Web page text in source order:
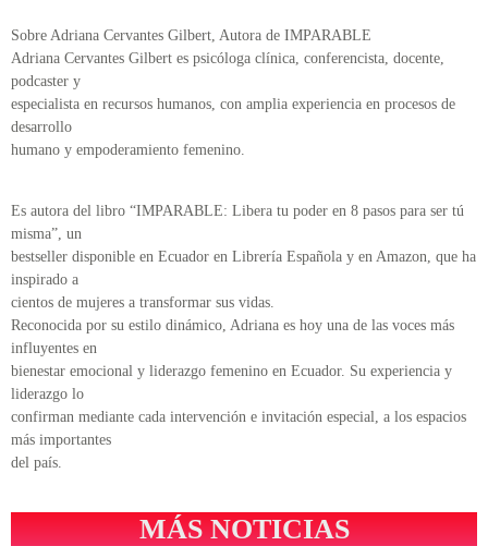
Sobre Adriana Cervantes Gilbert, Autora de IMPARABLE
Adriana Cervantes Gilbert es psicóloga clínica, conferencista, docente,
podcaster y
especialista en recursos humanos, con amplia experiencia en procesos de
desarrollo
humano y empoderamiento femenino.
Es autora del libro “IMPARABLE: Libera tu poder en 8 pasos para ser tú
misma”, un
bestseller disponible en Ecuador en Librería Española y en Amazon, que ha
inspirado a
cientos de mujeres a transformar sus vidas.
Reconocida por su estilo dinámico, Adriana es hoy una de las voces más
influyentes en
bienestar emocional y liderazgo femenino en Ecuador. Su experiencia y
liderazgo lo
confirman mediante cada intervención e invitación especial, a los espacios
más importantes
del país.
MÁS NOTICIAS